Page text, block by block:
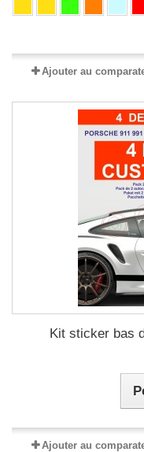
Ajouter au
Kit sticker bas
Ajouter au